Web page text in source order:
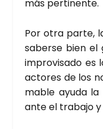
más per­ti­nen­te.
Por otra par­te,
saber­se bien el
impro­vi­sa­do es
acto­res de los
ma­ble ayu­da la
ante el tra­ba­jo